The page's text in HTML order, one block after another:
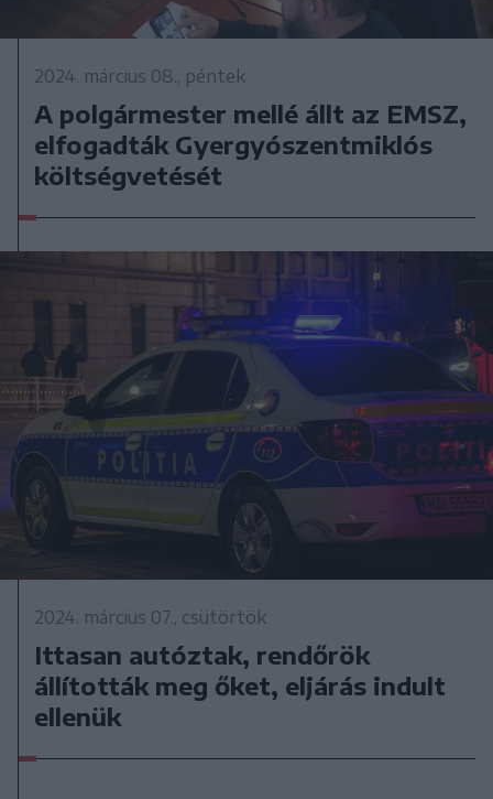
2024. március 08., péntek
A polgármester mellé állt az EMSZ,
elfogadták Gyergyószentmiklós
költségvetését
2024. március 07., csütörtök
Ittasan autóztak, rendőrök
állították meg őket, eljárás indult
ellenük